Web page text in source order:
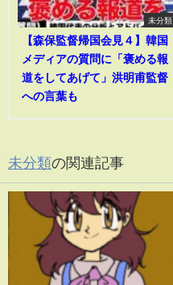
未分類
【森保監督帰国会見４】韓国
メディアの質問に「褒める報
道をしてあげて」洪明甫監督
への言葉も
未分類の関連記事